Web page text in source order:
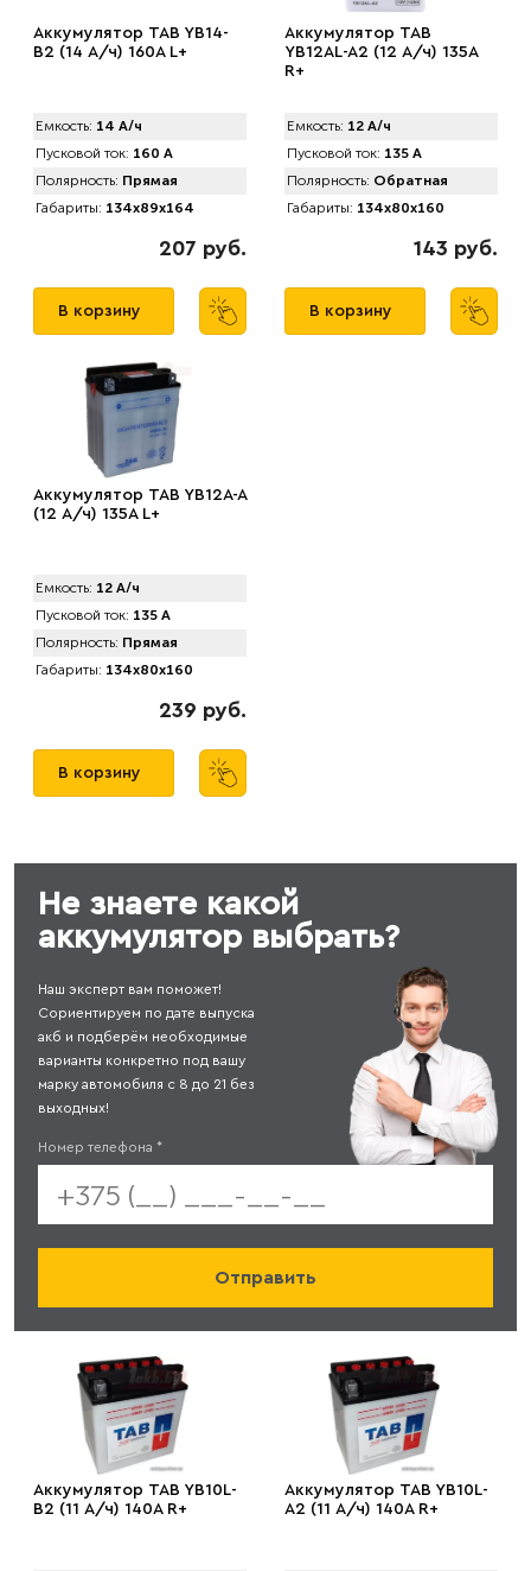
Аккумулятор TAB YB14-
B2 (14 А/ч) 160A L+
Емкость: 14 А/ч
Пусковой ток: 160 А
Полярность: Прямая
Габариты: 134x89x164
207 руб.
В корзину
Аккумулятор TAB
YB12AL-A2 (12 А/ч) 135A
R+
Емкость: 12 А/ч
Пусковой ток: 135 А
Полярность: Обратная
Габариты: 134x80x160
143 руб.
В корзину
Аккумулятор TAB YB12A-A
(12 А/ч) 135A L+
Емкость: 12 А/ч
Пусковой ток: 135 А
Полярность: Прямая
Габариты: 134x80x160
239 руб.
В корзину
Не знаете какой
аккумулятор выбрать?
Наш эксперт вам поможет!
Сориентируем по дате выпуска
акб и подберём необходимые
варианты конкретно под вашу
марку автомобиля с 8 до 21 без
выходных!
Номер телефона *
Аккумулятор TAB YB10L-
B2 (11 А/ч) 140A R+
Аккумулятор TAB YB10L-
A2 (11 А/ч) 140A R+